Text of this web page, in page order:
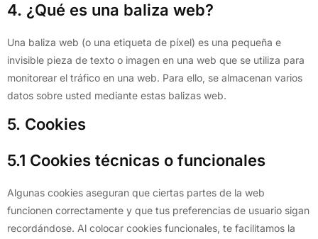
4. ¿Qué es una baliza web?
Una baliza web (o una etiqueta de píxel) es una pequeña e
invisible pieza de texto o imagen en una web que se utiliza para
monitorear el tráfico en una web. Para ello, se almacenan varios
datos sobre usted mediante estas balizas web.
5. Cookies
5.1 Cookies técnicas o funcionales
Algunas cookies aseguran que ciertas partes de la web
funcionen correctamente y que tus preferencias de usuario sigan
recordándose. Al colocar cookies funcionales, te facilitamos la